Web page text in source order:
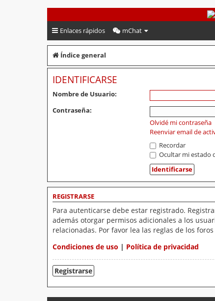
PeruVoley.com
Enlaces rápidos mChat
Índice general
IDENTIFICARSE
Nombre de Usuario:
Contraseña:
Olvidé mi contraseña
Reenviar email de
Recordar
Ocultar mi estado
REGISTRARSE
Para autenticarse debe estar registrado.
además otorgar permisos adicionales a los
relacionadas. Por favor lea las reglas de los
Condiciones de uso | Política de privacidad
Registrarse